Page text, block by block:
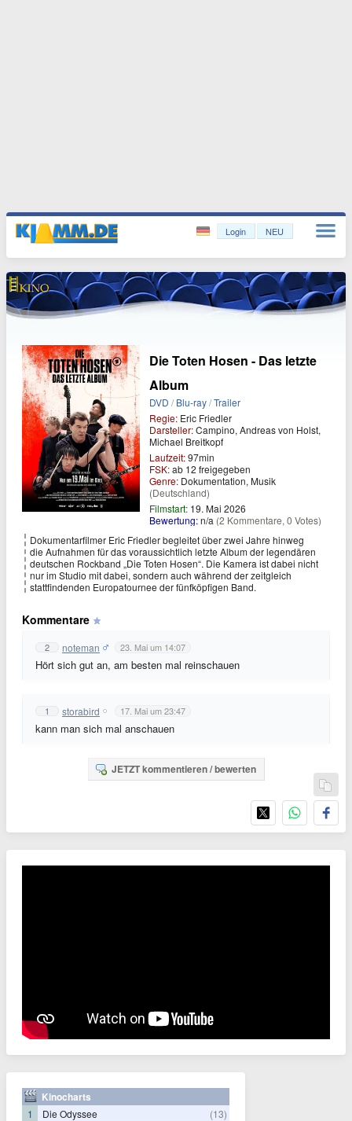
Login NEU
Die Toten Hosen - Das letzte
Album
DVD /Blu-ray/Trailer
Regie: Eric Friedler
Darsteller:Campino, Andreas von Holst,
Michael Breitkopf
Laufzeit:97min
FSK:ab 12 freigegeben
Genre: Dokumentation, Musik
(Deutschland)
Filmstart: 19. Mai 2026
Bewertung:n/a (2 Kommentare, 0 Votes)
Dokumentarfilmer Eric Friedler begleitet über zwei Jahre hinweg
die Aufnahmen für das voraussichtlich letzte Album der legendären
deutschen Rockband „Die Toten Hosen“. Die Kamera ist dabei nicht
nur im Studio mit dabei, sondern auch während der zeitgleich
stattfindenden Europatournee der fünfköpfigen Band.
Kommentare
2 noteman 23. Mai um 14:07
Hört sich gut an, am besten mal reinschauen
1 storabird 17. Mai um 23:47
kann man sich mal anschauen
JETZT kommentieren / bewerten
Kinocharts
1 Die Odyssee
(13)